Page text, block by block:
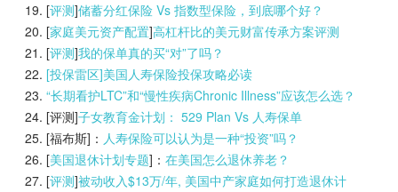
[评测]储蓄分红保险 Vs 指数型保险，到底哪个好？
[家庭美元资产配置]高杠杆比的美元财富传承方案评测
[评测]我的保单真的买“对”了吗？
[投保雷区]美国人寿保险投保攻略必读
“长期看护LTC”和“慢性疾病Chronic Illness”应该怎么选？
[评测]子女教育金计划： 529 Plan Vs 人寿保单
[福布斯]： 人寿保险可以认为是一种“投资”吗？
[美国退休计划专题]： 在美国怎么退休养老？
[评测]被动收入$13万/年, 美国中产家庭如何打造退休计